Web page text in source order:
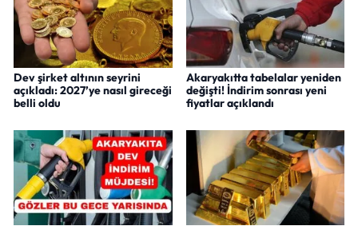
Dev şirket altının seyrini
açıkladı: 2027’ye nasıl gireceği
belli oldu
Akaryakıtta tabelalar yeniden
değişti! İndirim sonrası yeni
fiyatlar açıklandı